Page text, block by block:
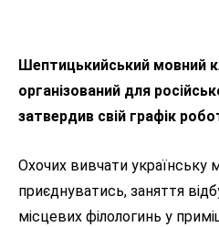
Шептицькийський мовний
організований для
затвердив свій графік
Охочих вивчати українську
приєднуватись, заняття
місцевих філологинь у